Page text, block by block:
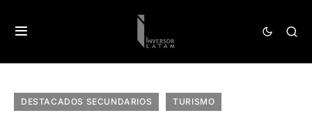
DESTACADOS SECUNDARIOS TURISMO